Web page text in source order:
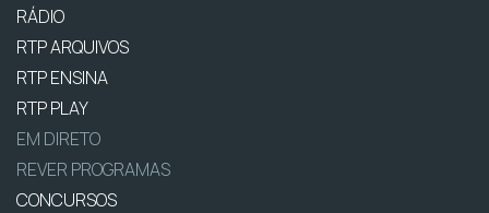
RÁDIO
RTP ARQUIVOS
RTP ENSINA
RTP PLAY
EM DIRETO
REVER PROGRAMAS
CONCURSOS